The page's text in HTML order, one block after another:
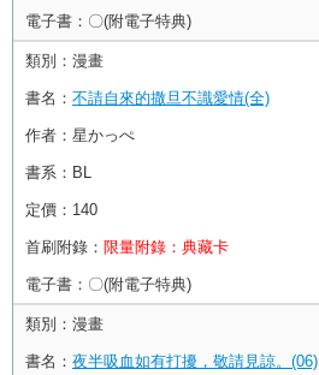
電子書： 〇(附電子特典)
類別： 漫畫
書名： 不請自來的撒旦不識愛情(全)
作者： 星かっぺ
書系： BL
定價： 140
首刷附錄： 限量附錄：典藏卡
電子書： 〇(附電子特典)
類別： 漫畫
書名： 夜半吸血如有打擾，敬請見諒。(06)